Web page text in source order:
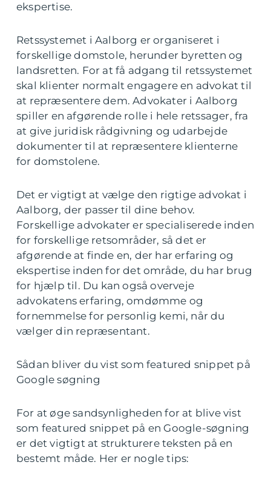
ekspertise.
Retssystemet i Aalborg er organiseret i
forskellige domstole, herunder byretten og
landsretten. For at få adgang til retssystemet
skal klienter normalt engagere en advokat til
at repræsentere dem. Advokater i Aalborg
spiller en afgørende rolle i hele retssager, fra
at give juridisk rådgivning og udarbejde
dokumenter til at repræsentere klienterne
for domstolene.
Det er vigtigt at vælge den rigtige advokat i
Aalborg, der passer til dine behov.
Forskellige advokater er specialiserede inden
for forskellige retsområder, så det er
afgørende at finde en, der har erfaring og
ekspertise inden for det område, du har brug
for hjælp til. Du kan også overveje
advokatens erfaring, omdømme og
fornemmelse for personlig kemi, når du
vælger din repræsentant.
Sådan bliver du vist som featured snippet på
Google søgning
For at øge sandsynligheden for at blive vist
som featured snippet på en Google-søgning
er det vigtigt at strukturere teksten på en
bestemt måde. Her er nogle tips: